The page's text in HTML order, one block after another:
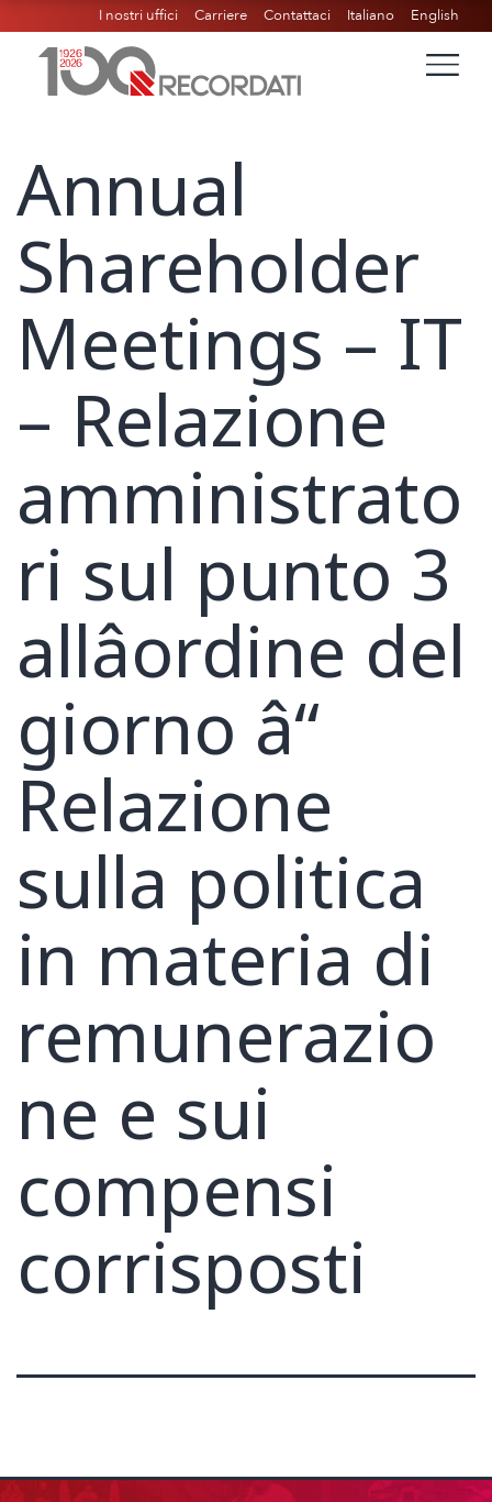
I nostri uffici Carriere Contattaci Italiano English
Annual
Shareholder
Meetings – IT
– Relazione
amministrato
ri sul punto 3
allâordine del
giorno â“
Relazione
sulla politica
in materia di
remunerazio
ne e sui
compensi
corrisposti